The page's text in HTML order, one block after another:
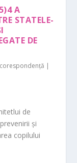
A
STATELE-
DE
|
de
și
copilului